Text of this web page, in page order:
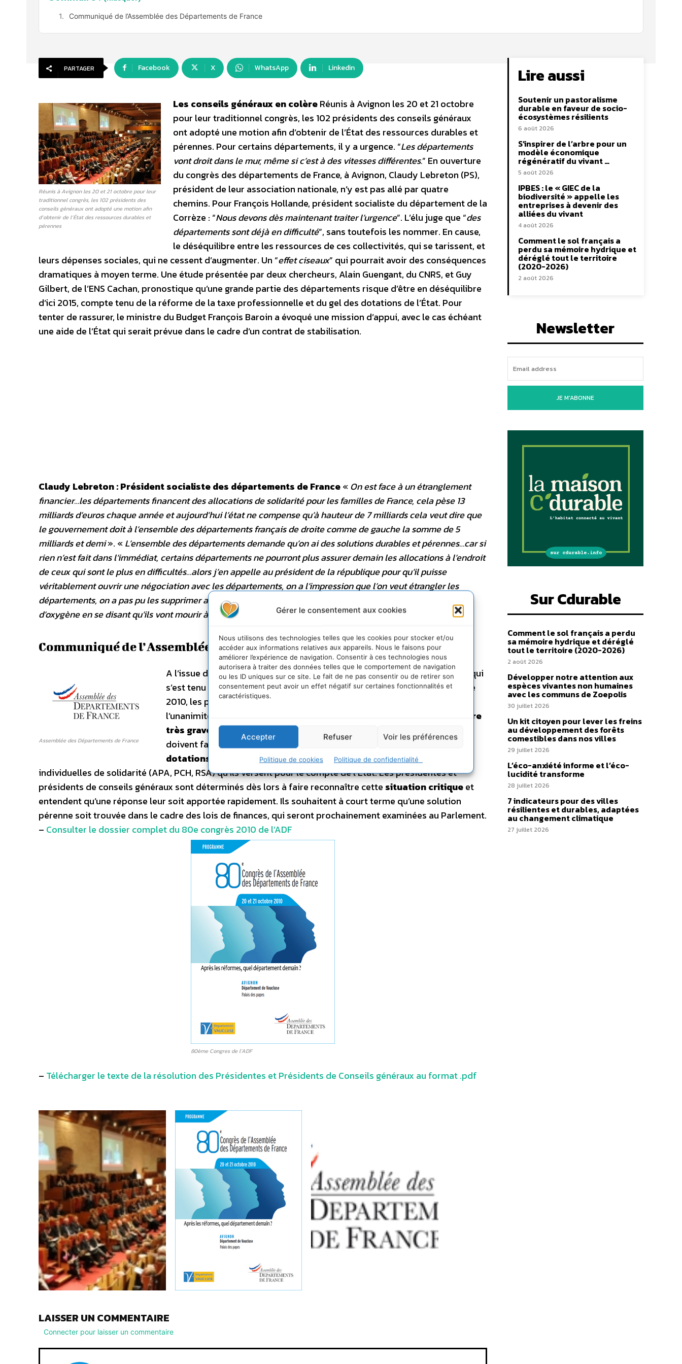
Gérer le consentement aux cookies
Nous utilisons des technologies telles que les cookies pour stocker et/ou
accéder aux informations relatives aux appareils. Nous le faisons pour
améliorer l’expérience de navigation. Consentir à ces technologies nous
autorisera à traiter des données telles que le comportement de navigation
ou les ID uniques sur ce site. Le fait de ne pas consentir ou de retirer son
consentement peut avoir un effet négatif sur certaines fonctionnalités et
caractéristiques.
Accepter Refuser Voir les préférences
Politique de cookies Politique de confidentialité
Communiqué de l’Assemblée des Départements de France
PARTAGER Facebook X WhatsApp Linkedin
Les conseils généraux en colère
Réunis à Avignon les 20 et 21 octobre pour leur
traditionnel congrès, les 102 présidents des
conseils généraux ont adopté une motion afin
d’obtenir de l’État des ressources durables et
pérennes
Réunis à Avignon les 20 et 21 octobre
pour leur traditionnel congrès, les 102 présidents des conseils généraux
ont adopté une motion afin d’obtenir de l’État des ressources durables et
pérennes. Pour certains départements, il y a urgence. “Les départements
vont droit dans le mur, même si c’est à des vitesses différentes.” En ouverture
du congrès des départements de France, à Avignon, Claudy Lebreton (PS),
président de leur association nationale, n’y est pas allé par quatre
chemins. Pour François Hollande, président socialiste du département de la
Corrèze : “Nous devons dès maintenant traiter l’urgence”. L’élu juge que “des
départements sont déjà en difficulté”, sans toutefois les nommer. En cause,
le déséquilibre entre les ressources de ces collectivités, qui se tarissent, et
leurs dépenses sociales, qui ne cessent d’augmenter. Un “effet ciseaux” qui pourrait avoir des conséquences
dramatiques à moyen terme. Une étude présentée par deux chercheurs, Alain Guengant, du CNRS, et Guy
Gilbert, de l’ENS Cachan, pronostique qu’une grande partie des départements risque d’être en déséquilibre
d’ici 2015, compte tenu de la réforme de la taxe professionnelle et du gel des dotations de l’État. Pour
tenter de rassurer, le ministre du Budget François Baroin a évoqué une mission d’appui, avec le cas échéant
une aide de l’État qui serait prévue dans le cadre d’un contrat de stabilisation.
Claudy Lebreton : Président socialiste des départements de France« On est face à un étranglement
financier…les départements financent des allocations de solidarité pour les familles de France, cela pèse 13
milliards d’euros chaque année et aujourd’hui l’état ne compense qu’à hauteur de 7 milliards cela veut dire que
le gouvernement doit à l’ensemble des départements français de droite comme de gauche la somme de 5
milliards et demi». «L’ensemble des départements demande qu’on ai des solutions durables et pérennes…car si
rien n’est fait dans l’immédiat, certains départements ne pourront plus assurer demain les allocations à l’endroit
de ceux qui sont le plus en difficultés…alors j’en appelle au président de la république pour qu’il puisse
véritablement ouvrir une négociation avec les départements, on a l’impression que l’on veut étrangler les
départements, on a pas pu les supprimer avec la réforme sur les collectivités territoriales alors on les prive
d’oxygène en se disant qu’ils vont mourir à petit feu
Communiqué de l’Assemblée des Départements de France
Assemblée des Départements de France
A l’issue du 80ème Congrès de l’Assemblée des départements de France qui
s’est tenu à Avignon dans le département de Vaucluse, les 20 et 21 octobre
2010, les présidentes et présidents de Conseils généraux ont adopté à
l’unanimité une résolution finale qui met en exergue
la situation financière
très grave des départements. A l’heure actuelle, les conseils généraux
doivent faire face à uneperte d’autonomie fiscale et augel des
dotations
, dans un contexte de dynamisme des trois allocations
individuelles de solidarité (APA, PCH, RSA) qu’ils versent pour le compte de l’Etat. Les présidentes et
présidents de conseils généraux sont déterminés dès lors à faire reconnaître cette situation critiqueet
entendent qu’une réponse leur soit apportée rapidement. Ils souhaitent à court terme qu’une solution
pérenne soit trouvée dans le cadre des lois de finances, qui seront prochainement examinées au Parlement.
– Consulter le dossier complet du 80e congrès 2010 de l’ADF
80ème Congres de l’ADF
– Télécharger le texte de la résolution des Présidentes et Présidents de Conseils généraux au format .pdf
LAISSER UN COMMENTAIRE
Connecter pour laisser un commentaire
Lire aussi
Soutenir un pastoralisme
durable en faveur de socio-
écosystèmes résilients
6 août 2026
S’inspirer de l’arbre pour un
modèle économique
régénératif du vivant …
5 août 2026
IPBES : le « GIEC de la
biodiversité » appelle les
entreprises à devenir des
alliées du vivant
4 août 2026
Comment le sol français a
perdu sa mémoire hydrique et
déréglé tout le territoire
(2020-2026)
2 août 2026
Newsletter
JE M'ABONNE
Sur Cdurable
Comment le sol français a perdu
sa mémoire hydrique et déréglé
tout le territoire (2020-2026)
2 août 2026
Développer notre attention aux
espèces vivantes non humaines
avec les communs de Zoepolis
30 juillet 2026
Un kit citoyen pour lever les freins
au développement des forêts
comestibles dans nos villes
29 juillet 2026
L’éco-anxiété informe et l’éco-
lucidité transforme
28 juillet 2026
7 indicateurs pour des villes
résilientes et durables, adaptées
au changement climatique
27 juillet 2026